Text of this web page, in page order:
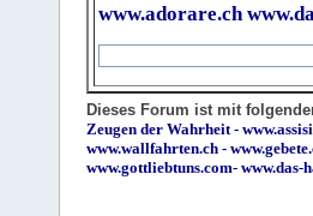
www.adorare.ch
Dieses Forum ist mit
Zeugen der Wahrheit-
www.wallfahrten.ch -
www.gottliebtuns.com- www.das-